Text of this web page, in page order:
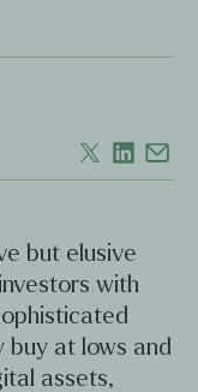
but elusive
with
at lows and
assets,